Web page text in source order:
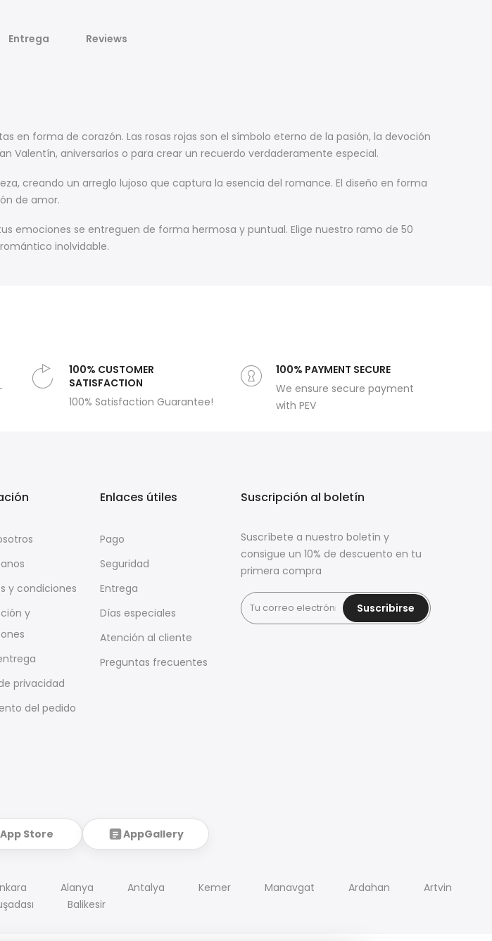
Entrega Reviews
en forma de corazón. Las rosas rojas son el símbolo eterno de la pasión, la devoción
Valentín, aniversarios o para crear un recuerdo verdaderamente especial.
creando un arreglo lujoso que captura la esencia del romance. El diseño en forma
de amor.
emociones se entreguen de forma hermosa y puntual. Elige nuestro ramo de 50
inolvidable.
100% CUSTOMER
SATISFACTION
100% Satisfaction Guarantee!
100% PAYMENT SECURE
We ensure secure payment
with PEV
y condiciones
y
privacidad
del pedido
Enlaces útiles
Pago
Seguridad
Entrega
Días especiales
Atención al cliente
Preguntas frecuentes
Suscripción al boletín
Suscríbete a nuestro boletín y
consigue un 10% de descuento en tu
primera compra
Suscribirse
App Store AppGallery
Alanya Antalya Kemer Manavgat Ardahan
Artvin
Balikesir